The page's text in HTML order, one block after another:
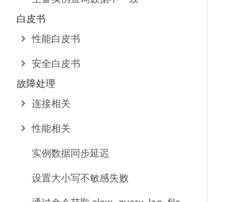
白皮书
性能白皮书
安全白皮书
故障处理
连接相关
性能相关
实例数据同步延迟
设置大小写不敏感失败